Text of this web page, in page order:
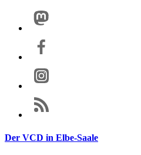
Der VCD in Elbe-Saale